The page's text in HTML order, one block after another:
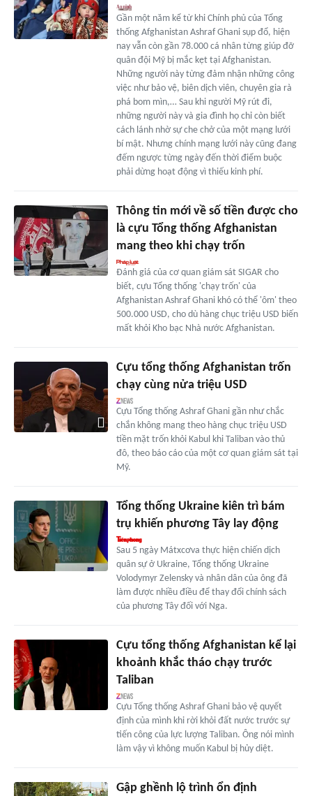
Gần một năm kể từ khi Chính phủ của Tổng
thống Afghanistan Ashraf Ghani sụp đổ, hiện
nay vẫn còn gần 78.000 cá nhân từng giúp đỡ
quân đội Mỹ bị mắc kẹt tại Afghanistan.
Những người này từng đảm nhận những công
việc như bảo vệ, biên dịch viên, chuyên gia rà
phá bom mìn,… Sau khi người Mỹ rút đi,
những người này và gia đình họ chỉ còn biết
cách lánh nhờ sự che chở của một mạng lưới
bí mật. Nhưng chính mạng lưới này cũng đang
đếm ngược từng ngày đến thời điểm buộc
phải dừng hoạt động vì thiếu kinh phí.
Thông tin mới về số tiền được cho
là cựu Tổng thống Afghanistan
mang theo khi chạy trốn
Đánh giá của cơ quan giám sát SIGAR cho
biết, cựu Tổng thống 'chạy trốn' của
Afghanistan Ashraf Ghani khó có thể 'ôm' theo
500.000 USD, cho dù hàng chục triệu USD biến
mất khỏi Kho bạc Nhà nước Afghanistan.
Cựu tổng thống Afghanistan trốn
chạy cùng nửa triệu USD
Cựu Tổng thống Ashraf Ghani gần như chắc
chắn không mang theo hàng chục triệu USD
tiền mặt trốn khỏi Kabul khi Taliban vào thủ
đô, theo báo cáo của một cơ quan giám sát tại
Mỹ.
Tổng thống Ukraine kiên trì bám
trụ khiến phương Tây lay động
Sau 5 ngày Mátxcơva thực hiện chiến dịch
quân sự ở Ukraine, Tổng thống Ukraine
Volodymyr Zelensky và nhân dân của ông đã
làm được nhiều điều để thay đổi chính sách
của phương Tây đối với Nga.
Cựu tổng thống Afghanistan kể lại
khoảnh khắc tháo chạy trước
Taliban
Cựu Tổng thống Ashraf Ghani bảo vệ quyết
định của mình khi rời khỏi đất nước trước sự
tiến công của lực lượng Taliban. Ông nói mình
làm vậy vì không muốn Kabul bị hủy diệt.
Gập ghềnh lộ trình ổn định